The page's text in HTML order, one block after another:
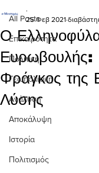
All Posts
Επικαιρότητα
Πολιτική
Γεωπολιτική
Ανάλυση
Αποκάλυψη
Ιστορία
Πολιτισμός
Ο
Ευρωβουλής:
Φράγκος της
Λύσης
.
25 Φεβ 2021